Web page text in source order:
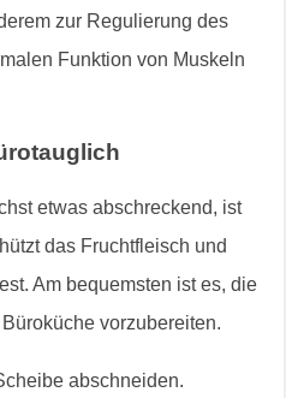
zur Regulierung des
Funktion von Muskeln
etwas abschreckend, ist
das Fruchtfleisch und
Am bequemsten ist es, die
vorzubereiten.
abschneiden.